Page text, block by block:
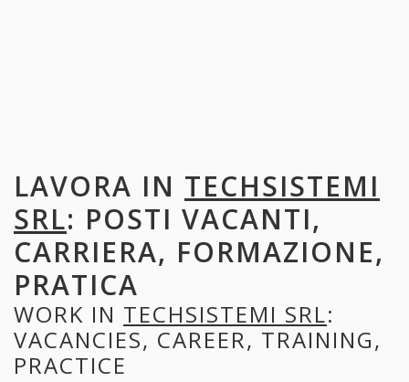
LAVORA IN TECHSISTEMI
SRL: POSTI VACANTI,
CARRIERA, FORMAZIONE,
PRATICA
WORK IN TECHSISTEMI SRL:
VACANCIES, CAREER, TRAINING,
PRACTICE